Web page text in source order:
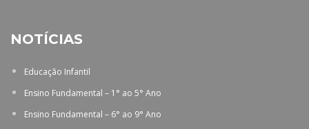
NOTÍCIAS
Educação Infantil
Ensino Fundamental – 1° ao 5° Ano
Ensino Fundamental – 6° ao 9° Ano